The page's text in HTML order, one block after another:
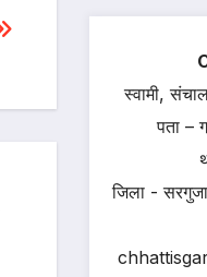
स्वामी,
पता –
जिला -